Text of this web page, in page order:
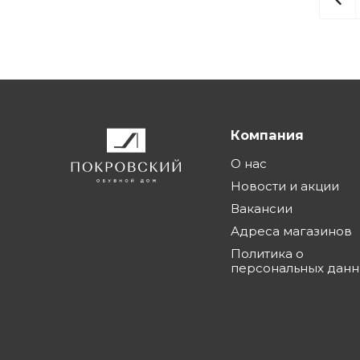
Компания
О нас
Новости и акции
Вакансии
Адреса магазинов
Политика о
персональных